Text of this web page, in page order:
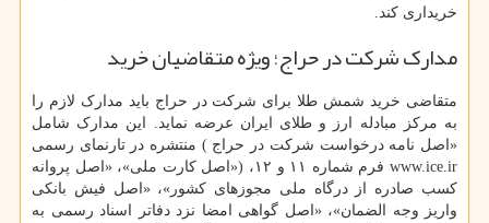
خریداری کند.
مدارک شرکت در حراج؛ ویژه متقاضیان خرید
متقاضی خرید شمش طلا برای شرکت در حراج باید مدارک لازم را
به مرکز مبادله ارز و طلای ایران عرضه نماید. این مدارک شامل
«اصل نامه درخواست شرکت در حراج ) منتشره در تارنمای رسمی
www.ice.ir فرم شماره ۱۱ و ۱۲، («اصل کارت ملی»، «اصل پروانه
کسب صادره از درگاه ملی مجوزهای کشور»، «اصل فیش بانکی
واریز وجه الضمان»، «اصل گواهی امضا نزد دفاتر اسناد رسمی به